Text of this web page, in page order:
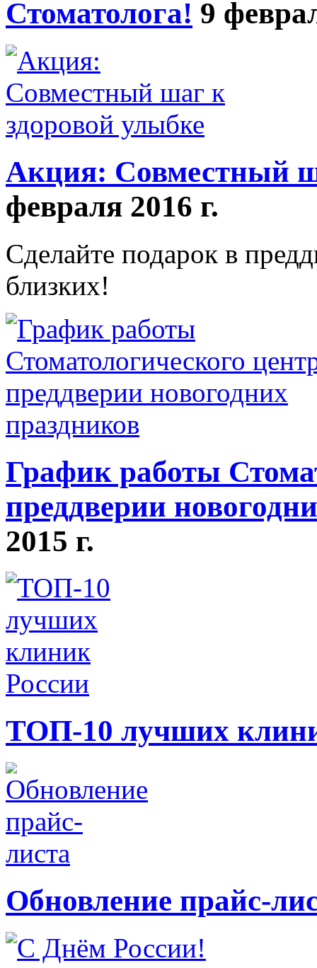
Стоматолога! 9
Акция: Совместный
февраля 2016 г.
Сделайте подарок в
близких!
График работы
преддверии
2015 г.
ТОП-10 лучших
Обновление прайс-